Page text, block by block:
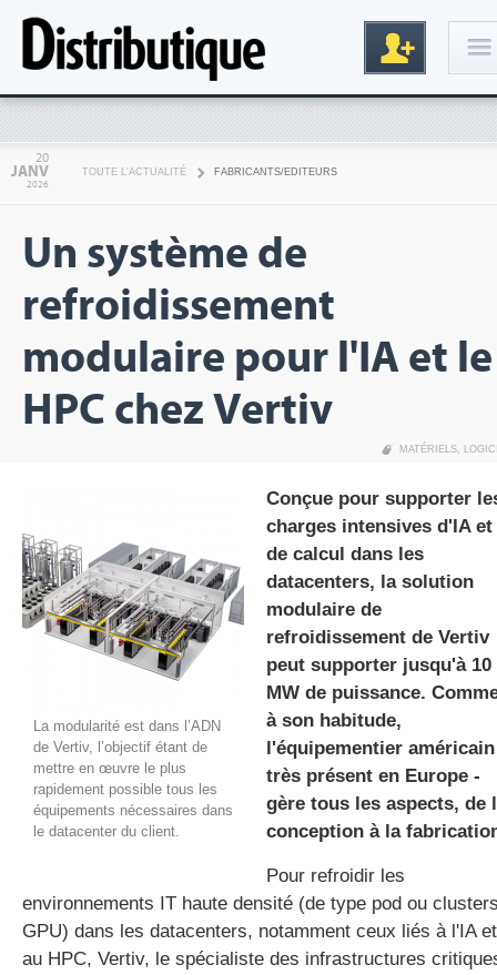
Inscription
gratuite
20
JANV
2026
TOUTE L'ACTUALITÉ FABRICANTS/EDITEURS
Un système de
refroidissement
modulaire pour l'IA et le
HPC chez Vertiv
MATÉRIELS,
La modularité est dans l’ADN
de Vertiv, l’objectif étant de
mettre en œuvre le plus
rapidement possible tous les
équipements nécessaires dans
le datacenter du client.
Conçue pour supporter
charges intensives d'IA et
de calcul dans les
datacenters, la solution
modulaire de
refroidissement de Vertiv
peut supporter jusqu'à 10
MW de puissance.
à son habitude,
l'équipementier
très présent en Europe -
gère tous les aspects, de
conception à la
Pour refroidir les
environnements IT haute densité (de type pod ou
GPU) dans les datacenters, notamment ceux liés à l'IA et
au HPC, Vertiv, le spécialiste des infrastructures